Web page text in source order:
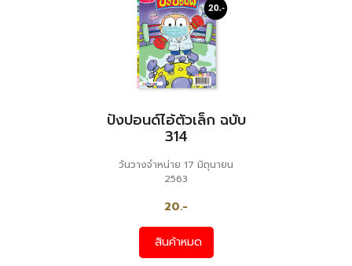
ปังปอนด์ไอ้ตัวเล็ก ฉบับ
314
วันวางจำหน่าย 17 มิถุนายน
2563
20.-
สินค้าหมด